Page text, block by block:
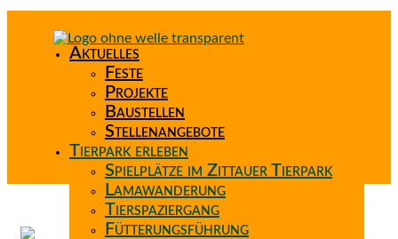
Aktuelles
Feste
Projekte
Baustellen
Stellenangebote
Tierpark erleben
Spielplätze im Zittauer Tierpark
Lamawanderung
Tierspaziergang
Fütterungsführung